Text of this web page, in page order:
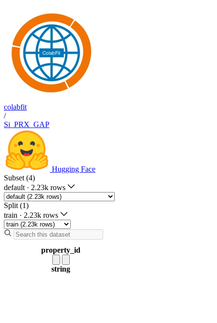
colabfit
/
Si_PRX_GAP
Hugging Face
Subset (4)
default · 2.23k rows
Split (1)
train · 2.23k rows
property_id
string